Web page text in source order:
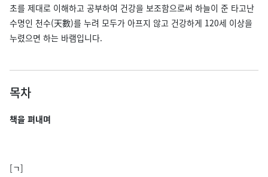
초를 제대로 이해하고 공부하여 건강을 보조함으로써 하늘이 준 타고난
수명인 천수(天數)를 누려 모두가 아프지 않고 건강하게 120세 이상을
누렸으면 하는 바램입니다.
목차
책을 펴내며
[ㄱ]